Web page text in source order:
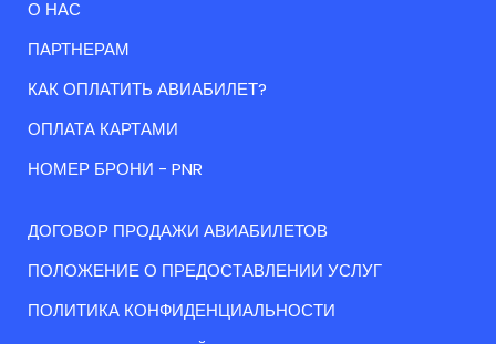
О НАС
ПАРТНЕРАМ
КАК ОПЛАТИТЬ АВИАБИЛЕТ?
ОПЛАТА КАРТАМИ
НОМЕР БРОНИ - PNR
ДОГОВОР ПРОДАЖИ АВИАБИЛЕТОВ
ПОЛОЖЕНИЕ О ПРЕДОСТАВЛЕНИИ УСЛУГ
ПОЛИТИКА КОНФИДЕНЦИАЛЬНОСТИ